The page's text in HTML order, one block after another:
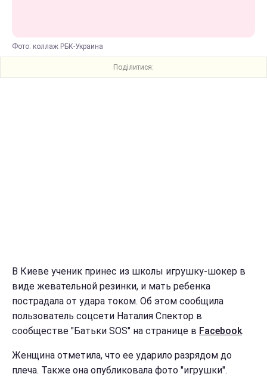
Фото: коллаж РБК-Украина
Поділитися:
В Киеве ученик принес из школы игрушку-шокер в
виде жевательной резинки, и мать ребенка
пострадала от удара током. Об этом сообщила
пользователь соцсети Наталия Спектор в
сообществе "Батьки SOS" на странице в Facebook.
Женщина отметила, что ее ударило разрядом до
плеча. Также она опубликовала фото "игрушки".